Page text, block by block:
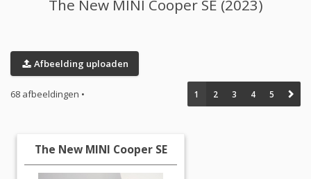
The New MINI Cooper SE (2023)
Afbeelding uploaden
68 afbeeldingen • 1 2 3 4 5
The New MINI Cooper SE